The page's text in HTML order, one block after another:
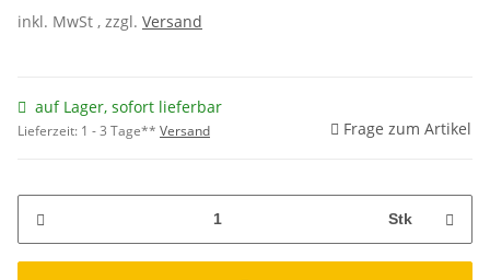
inkl. MwSt , zzgl. Versand
auf Lager, sofort lieferbar
Lieferzeit: 1 - 3 Tage** Versand Frage zum Artikel
Stk